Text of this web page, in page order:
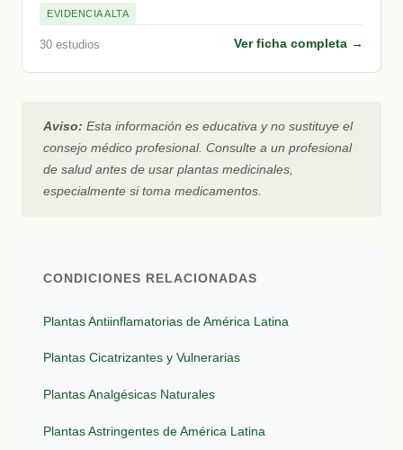
EVIDENCIA ALTA
30 estudios Ver ficha completa →
Aviso: Esta información es educativa y no sustituye el
consejo médico profesional. Consulte a un profesional
de salud antes de usar plantas medicinales,
especialmente si toma medicamentos.
CONDICIONES RELACIONADAS
Plantas Antiinflamatorias de América Latina
Plantas Cicatrizantes y Vulnerarias
Plantas Analgésicas Naturales
Plantas Astringentes de América Latina